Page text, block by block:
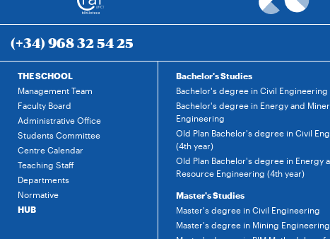
(+34) 968 32 54 25
THE SCHOOL
Management Team
Faculty Board
Administrative Office
Students Committee
Centre Calendar
Teaching Staff
Departments
Normative
HUB
Bachelor's Studies
Bachelor's degree in Civil Engineering
Bachelor's degree in Energy and
Engineering
Old Plan Bachelor's degree in Civil
(4th year)
Old Plan Bachelor's degree in Energy
Resource Engineering (4th year)
Master's Studies
Master's degree in Civil Engineering
Master's degree in Mining Engineering